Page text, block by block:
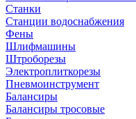
Станки
Станции водоснабжения
Фены
Шлифмашины
Штроборезы
Электроплиткорезы
Пневмоинструмент
Балансиры
Балансиры тросовые